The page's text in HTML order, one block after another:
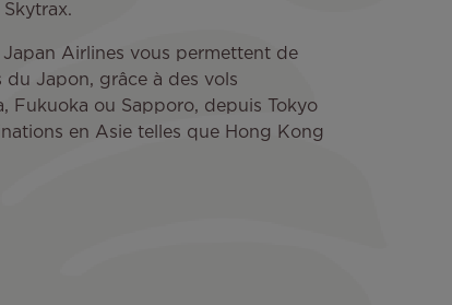
Airlines vous permettent de
Japon, grâce à des vols
Fukuoka ou Sapporo, depuis Tokyo
en Asie telles que Hong Kong